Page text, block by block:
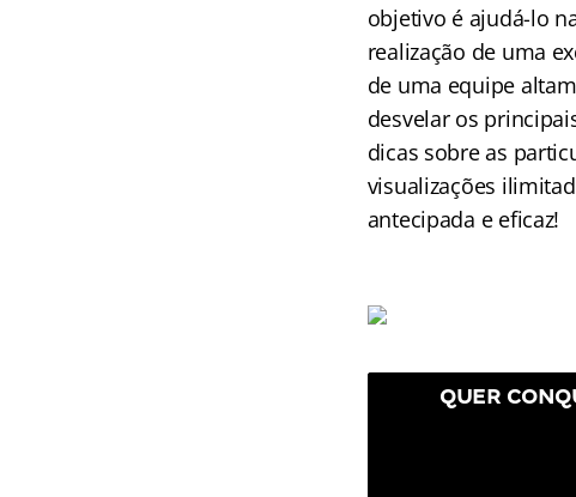
objetivo é ajudá-lo
realização de uma
de uma equipe
desvelar os
dicas sobre as
visualizações
antecipada e eficaz!
QUER